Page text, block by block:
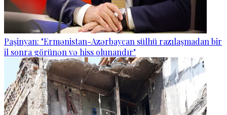
Paşinyan: "Ermənistan-Azərbaycan sülhü razılaşmadan bir
il sonra görünən və hiss olunandır"